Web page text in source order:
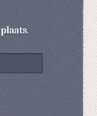
plaats.